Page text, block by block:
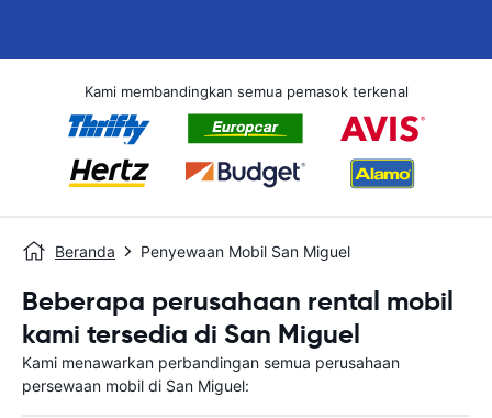
Kami membandingkan semua pemasok terkenal
Beranda Penyewaan Mobil San Miguel
Beberapa perusahaan rental mobil
kami tersedia di San Miguel
Kami menawarkan perbandingan semua perusahaan
persewaan mobil di San Miguel: